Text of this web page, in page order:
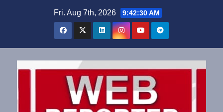
Fri. Aug 7th, 2026 9:42:31 AM